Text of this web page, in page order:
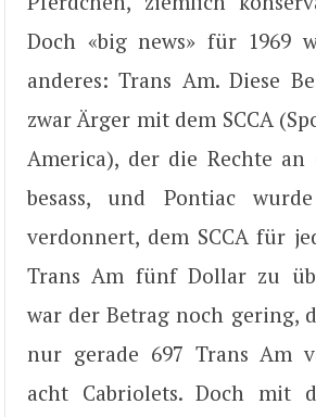
Doch «big news» für 1969
anderes: Trans Am. Diese
zwar Ärger mit dem SCCA
America), der die Rechte an
besass, und Pontiac
verdonnert, dem SCCA für
Trans Am fünf Dollar zu
war der Betrag noch gering,
nur gerade 697 Trans Am
acht Cabriolets. Doch mit